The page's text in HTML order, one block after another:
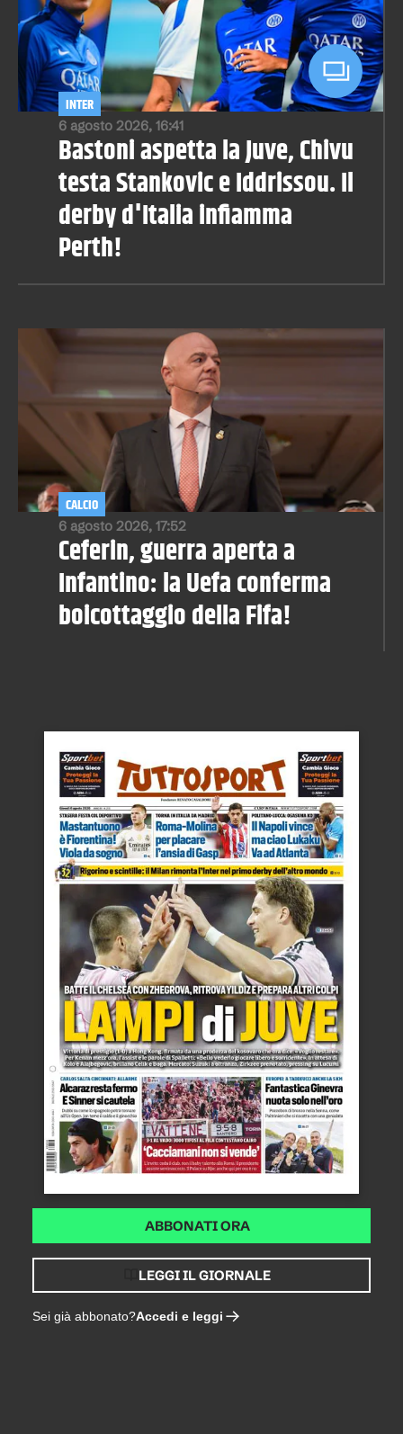
6 agosto 2026, 16:41
INTER
Bastoni aspetta la Juve, Chivu
testa Stankovic e Iddrissou. Il
derby d'Italia infiamma
Perth!
6 agosto 2026, 17:52
CALCIO
Ceferin, guerra aperta a
Infantino: la Uefa conferma
boicottaggio della Fifa!
ABBONATI ORA
LEGGI IL GIORNALE
Sei già abbonato?Accedi e leggi